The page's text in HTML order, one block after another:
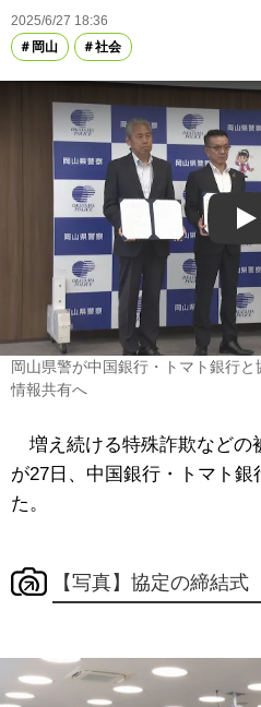
2025/6/27 18:36
岡山
社会
岡山県警が中国銀行・トマト銀行
情報共有へ
増え続ける特殊詐欺などの
が27日、中国銀行・トマト
た。
【写真】協定の締結